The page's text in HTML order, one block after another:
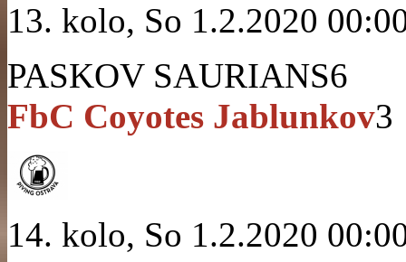
13. kolo, So 1.2.2020
PASKOV SAURIANS6
FbC Coyotes Jablunkov3
14. kolo, So 1.2.2020